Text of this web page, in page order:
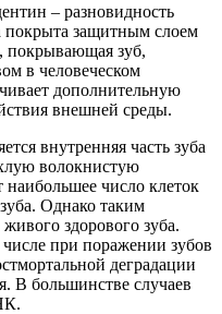
– разновидность
покрыта защитным слоем
покрывающая зуб,
в человеческом
дополнительную
внешней среды.
внутренняя часть зуба
волокнистую
число клеток
Однако таким
живого здорового зуба.
при поражении зубов
деградации
В большинстве случаев